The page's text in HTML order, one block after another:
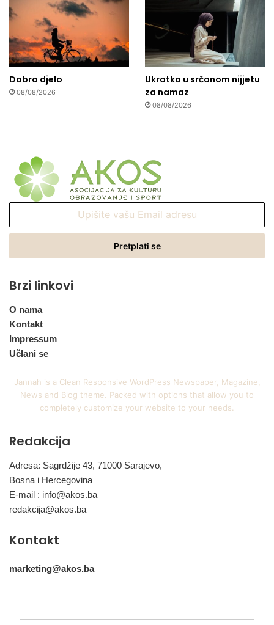
Dobro djelo
08/08/2026
Ukratko u srčanom nijjetu
za namaz
08/08/2026
Email
Brzi linkovi
O nama
Kontakt
Impressum
Učlani se
Jannah is a Clean Responsive WordPress Newspaper, Magazine,
News and Blog theme. Packed with options that allow you to
completely customize your website to your needs.
Redakcija
Adresa: Sagrdžije 43, 71000 Sarajevo,
Bosna i Hercegovina
E-mail : info@akos.ba
redakcija@akos.ba
Kontakt
marketing@akos.ba